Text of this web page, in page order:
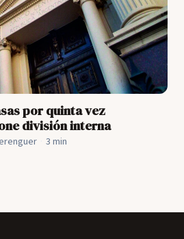
por quinta vez
división interna
3 min